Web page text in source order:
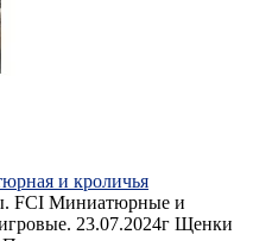
и кроличья
FCI Миниатюрные и
23.07.2024г Щенки